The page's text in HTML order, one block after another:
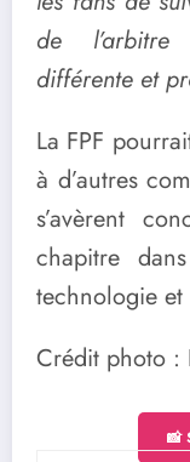
de
différente et
La FPF
à d’autres
s’avèrent
chapitre
technologie
Crédit photo :
📸